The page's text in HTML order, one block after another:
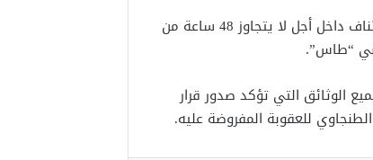
ويحتفظ فريق شباب وداد طنجة بحق الاستئناف أمام لجنة الاستئناف داخل أجل لا يتجاوز 48 ساعة من
“طاس”.
الوثائق التي تؤكد صدور قرار
للعقوبة المفروضة عليه.